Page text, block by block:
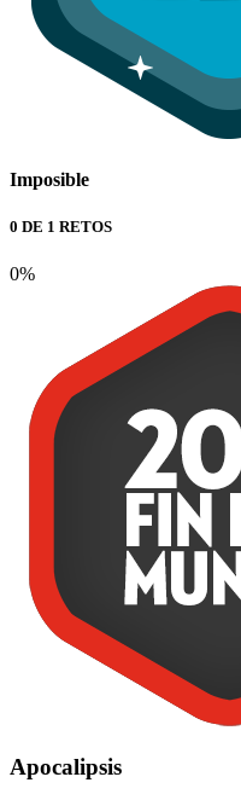
Imposible
0 DE 1 RETOS
0%
Apocalipsis